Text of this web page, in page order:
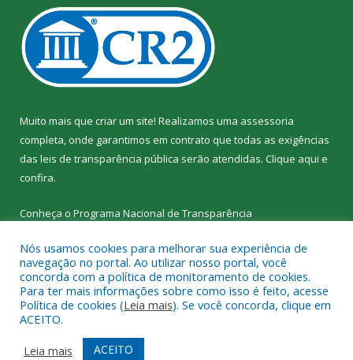
Muito mais que criar um site! Realizamos uma assessoria
completa, onde garantimos em contrato que todas as exigências
das leis de transparência pública serão atendidas. Clique aqui e
confira.
Conheça o Programa Nacional de Transparência
Todos os direitos reservados a SEMED – Secretaria Municipal de
Educação de Senador José Porfírio.
Mapa do Site
Acessar Área Administrativa
Nós usamos cookies para melhorar sua experiência de
navegação no portal. Ao utilizar nosso portal, você
concorda com a política de monitoramento de cookies.
Para ter mais informações sobre como isso é feito, acesse
Política de cookies (Leia mais). Se você concorda, clique em
ACEITO.
Leia mais
ACEITO